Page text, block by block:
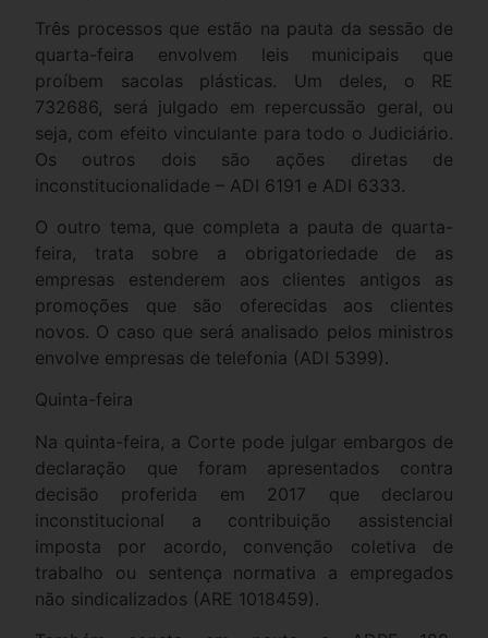
Três processos que estão na pauta da sessão de
quarta-feira envolvem leis municipais que
proíbem sacolas plásticas. Um deles, o RE
732686, será julgado em repercussão geral, ou
seja, com efeito vinculante para todo o Judiciário.
Os outros dois são ações diretas de
inconstitucionalidade – ADI 6191 e ADI 6333.
O outro tema, que completa a pauta de quarta-
feira, trata sobre a obrigatoriedade de as
empresas estenderem aos clientes antigos as
promoções que são oferecidas aos clientes
novos. O caso que será analisado pelos ministros
envolve empresas de telefonia (ADI 5399).
Quinta-feira
Na quinta-feira, a Corte pode julgar embargos de
declaração que foram apresentados contra
decisão proferida em 2017 que declarou
inconstitucional a contribuição assistencial
imposta por acordo, convenção coletiva de
trabalho ou sentença normativa a empregados
não sindicalizados (ARE 1018459).